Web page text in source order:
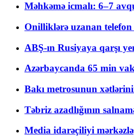
Məhkəmə icmalı: 6–7
Onilliklərə uzanan telefon
ABŞ-ın Rusiyaya qarşı
Azərbaycanda 65 min
Bakı metrosunun
Təbriz azadlığının
Media idarəçiliyi